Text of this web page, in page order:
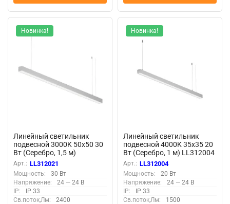
Новинка!
Линейный светильник
подвесной 3000K 50x50 30
Вт (Серебро, 1,5 м)
LL312021 (Серебро)
LL312021
Арт.: LL312021
Мощность:
30 Вт
Напряжение:
24 — 24 В
IP:
IP 33
Св.поток,Лм:
2400
Новинка!
Линейный светильник
подвесной 4000K 35x35 20
Вт (Серебро, 1 м) LL312004
(Серебро) LL312004
Арт.: LL312004
Мощность:
20 Вт
Напряжение:
24 — 24 В
IP:
IP 33
Св.поток,Лм:
1500